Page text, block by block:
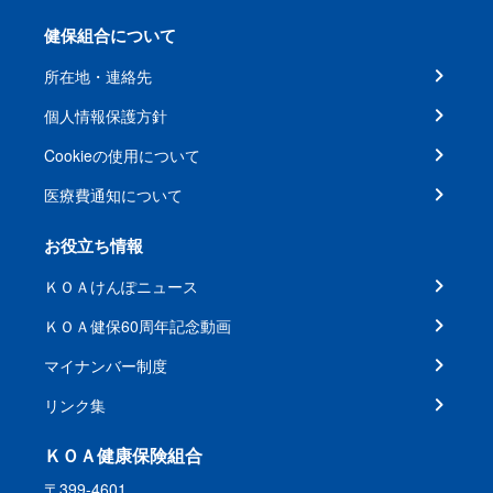
健保組合について
所在地・連絡先
個人情報保護方針
Cookieの使用について
医療費通知について
お役立ち情報
ＫＯＡけんぽニュース
ＫＯＡ健保60周年記念動画
マイナンバー制度
リンク集
ＫＯＡ健康保険組合
〒399-4601